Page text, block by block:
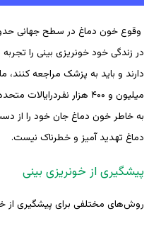
میلیون و ۴۰۰ هزار
به خاطر خون دماغ جان خود را از
دماغ تهدید آمیز و خطرناک نیست.
پیشگیری از خونریزی بینی
روش‌های مختلفی برای پیشگیری از